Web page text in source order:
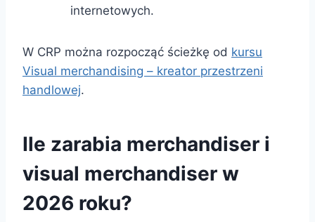
internetowych.
W CRP można rozpocząć ścieżkę od kursu
Visual merchandising – kreator przestrzeni
handlowej.
Ile zarabia merchandiser i
visual merchandiser w
2026 roku?